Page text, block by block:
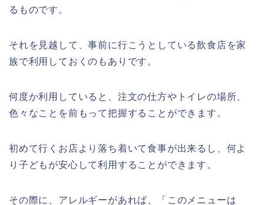
るものです。
それを見越して、事前に行こうとしている飲食店を家
族で利用しておくのもありです。
何度か利用していると、注文の仕方やトイレの場所、
色々なことを前もって把握することができます。
初めて行くお店より落ち着いて食事が出来るし、何よ
り子どもが安心して利用することができます。
その際に、アレルギーがあれば、「このメニューは